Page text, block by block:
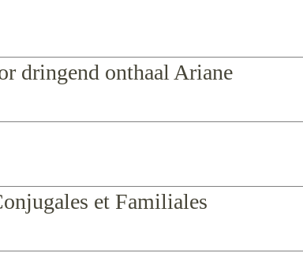
dringend onthaal Ariane
et Familiales